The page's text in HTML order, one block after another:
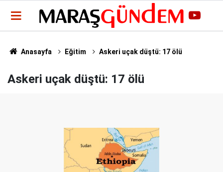
Anasayfa Eğitim Askeri uçak düştü: 17 ölü
Askeri uçak düştü: 17 ölü